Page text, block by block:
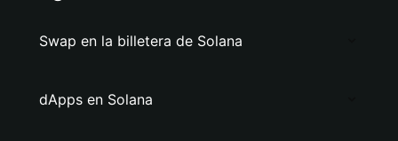
Swap en la billetera de Solana
dApps en Solana